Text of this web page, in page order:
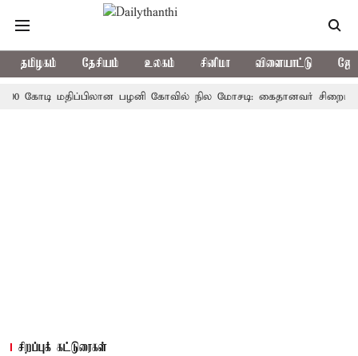
தமிழகம் தேசியம் உலகம் சினிமா விளையாட்டு
கோடி மதிப்பிலான பழனி கோவில் நில மோசடி: கைதானவர் சிறையில்
சிறப்புக் கட்டுரைகள்